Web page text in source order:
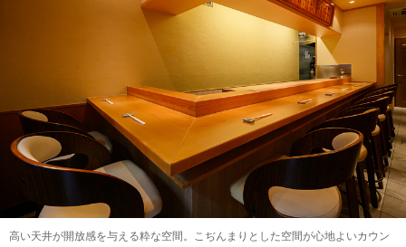
高い天井が開放感を与える粋な空間。こぢんまりとした空間が心地よいカウン